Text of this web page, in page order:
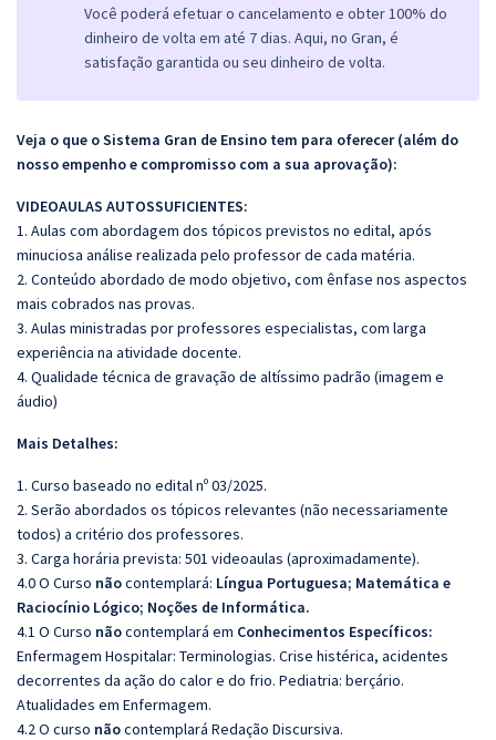
Você poderá efetuar o cancelamento e obter 100% do
dinheiro de volta em até 7 dias. Aqui, no Gran, é
satisfação garantida ou seu dinheiro de volta.
Veja o que o Sistema Gran de Ensino tem para oferecer (além do
nosso empenho e compromisso com a sua aprovação):
VIDEOAULAS AUTOSSUFICIENTES:
1. Aulas com abordagem dos tópicos previstos no edital, após
minuciosa análise realizada pelo professor de cada matéria.
2. Conteúdo abordado de modo objetivo, com ênfase nos aspectos
mais cobrados nas provas.
3. Aulas ministradas por professores especialistas, com larga
experiência na atividade docente.
4. Qualidade técnica de gravação de altíssimo padrão (imagem e
áudio)
Mais Detalhes:
1. Curso baseado no edital nº 03/2025.
2. Serão abordados os tópicos relevantes (não necessariamente
todos) a critério dos professores.
3. Carga horária prevista: 501 videoaulas (aproximadamente).
4.0 O Curso nãocontemplará: Língua Portuguesa; Matemática e
Raciocínio Lógico; Noções de Informática.
4.1 O Curso nãocontemplará em Conhecimentos Específicos:
Enfermagem Hospitalar: Terminologias. Crise histérica, acidentes
decorrentes da ação do calor e do frio. Pediatria: berçário.
Atualidades em Enfermagem.
4.2 O curso nãocontemplará Redação Discursiva.